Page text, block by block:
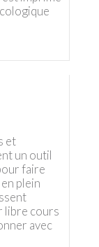
et
un outil
faire
plein
libre cours
avec